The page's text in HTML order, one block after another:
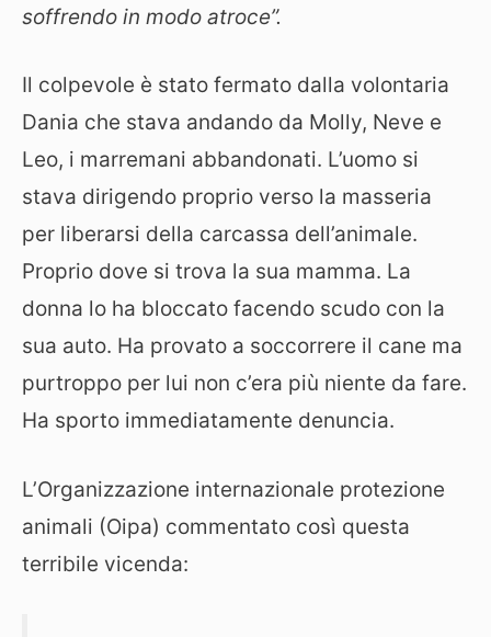
soffrendo in modo atroce”.
Il colpevole è stato fermato dalla volontaria
Dania che stava andando da Molly, Neve e
Leo, i marremani abbandonati. L’uomo si
stava dirigendo proprio verso la masseria
per liberarsi della carcassa dell’animale.
Proprio dove si trova la sua mamma. La
donna lo ha bloccato facendo scudo con la
sua auto. Ha provato a soccorrere il cane ma
purtroppo per lui non c’era più niente da fare.
Ha sporto immediatamente denuncia.
L’Organizzazione internazionale protezione
animali (Oipa) commentato così questa
terribile vicenda: